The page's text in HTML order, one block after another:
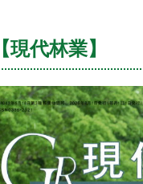
【現代林業】